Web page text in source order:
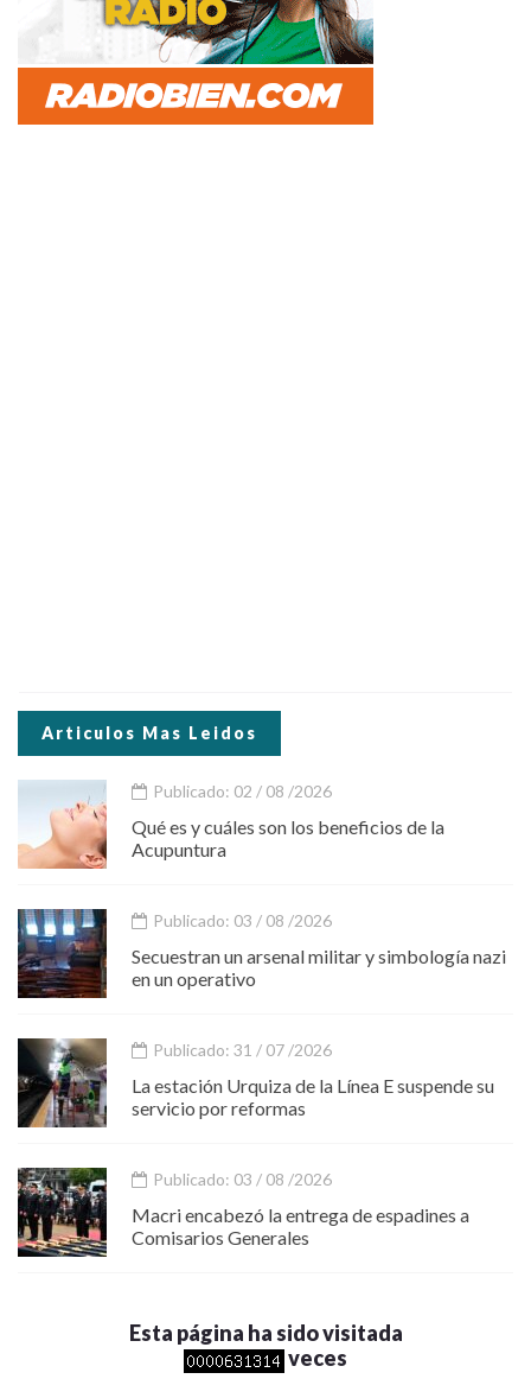
Articulos Mas Leidos
Publicado: 02 / 08 /2026
Qué es y cuáles son los beneficios de la
Acupuntura
Publicado: 03 / 08 /2026
Secuestran un arsenal militar y simbología nazi
en un operativo
Publicado: 31 / 07 /2026
La estación Urquiza de la Línea E suspende su
servicio por reformas
Publicado: 03 / 08 /2026
Macri encabezó la entrega de espadines a
Comisarios Generales
Esta página ha sido visitada
veces